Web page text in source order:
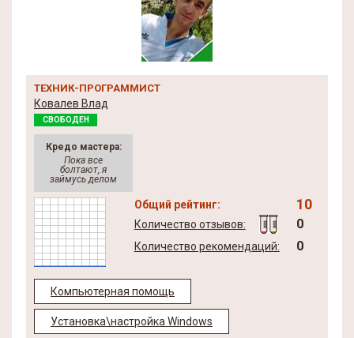
ТЕХНИК-ПРОГРАММИСТ
Ковалев Влад
СВОБОДЕН
Кредо мастера:
Пока все
болтают, я
займусь делом
Общий рейтинг: 10
Количество отзывов: 0
Количество рекомендаций: 0
Компьютерная помощь
Установка\настройка Windows